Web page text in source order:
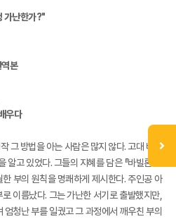
가난한가?"
본
우다
그 방법을 아는 사람은 많지 않다. 고대 바빌
고 있었다. 그들의 지혜를 담은 『바빌론 부
한 부의 원칙을 명쾌하게 제시한다. 주인공 아
이름났다. 그는 가난한 서기로 출발했지만,
청난 부를 일궜고 그 과정에서 깨우친 부의